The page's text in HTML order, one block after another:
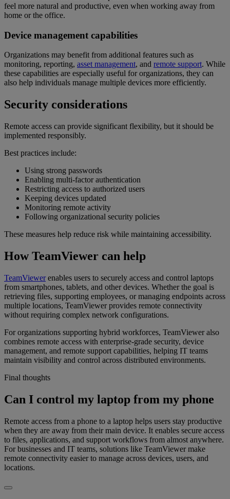
feel more natural and productive, even when working away from
home or the office.
Device management capabilities
Organizations may benefit from additional features such as
monitoring, reporting, asset management, and remote support. While
these capabilities are especially useful for organizations, they can
also help individuals manage multiple devices more efficiently.
Security considerations
Remote access can provide significant flexibility, but it should be
implemented responsibly.
Best practices include:
Using strong passwords
Enabling multi-factor authentication
Restricting access to authorized users
Keeping devices updated
Monitoring remote activity
Following organizational security policies
These measures help reduce risk while maintaining accessibility.
How TeamViewer can help
TeamViewerenables users to securely access and control laptops
from smartphones, tablets, and other devices. Whether the goal is
retrieving files, supporting employees, or managing endpoints across
multiple locations, TeamViewer provides remote connectivity
without requiring complex network configurations.
For organizations supporting hybrid workforces, TeamViewer also
combines remote access with enterprise-grade security, device
management, and remote support capabilities, helping IT teams
maintain visibility and control across distributed environments.
Final thoughts
Can I control my laptop from my phone
Remote access from a phone to a laptop helps users stay productive
when they are away from their main device. It enables secure access
to files, applications, and support workflows from almost anywhere.
For businesses and IT teams, solutions like TeamViewer make
remote connectivity easier to manage across devices, users, and
locations.